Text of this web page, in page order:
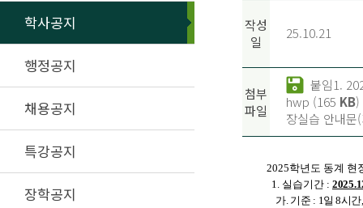
학사공지
행정공지
채용공지
특강공지
장학공지
작성
일
25.10.21
첨부
파일
붙임1.
hwp (165 KB)
장실습 안내
2025학년도 동계 현
1. 실습기간 :
가. 기준 : 1일 8시